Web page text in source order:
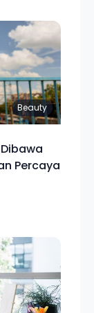
Beauty
Percaya